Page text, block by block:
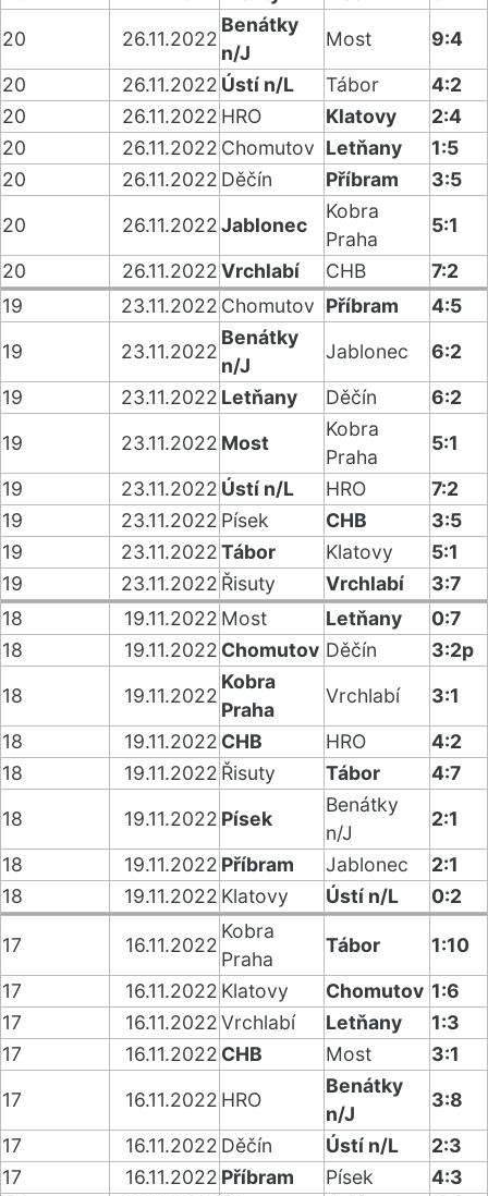
20
26.11.2022
Benátky
n/J
Most
9:4
20
26.11.2022 Ústí n/L Tábor
4:2
20
26.11.2022 HRO Klatovy
2:4
20
26.11.2022 Chomutov Letňany
1:5
20
26.11.2022 Děčín Příbram
3:5
20
26.11.2022Jablonec
Kobra
Praha
5:1
20
26.11.2022Vrchlabí CHB
7:2
19
23.11.2022 Chomutov Příbram
4:5
19
23.11.2022
Benátky
n/J
Jablonec
6:2
19
23.11.2022 Letňany Děčín
6:2
19
23.11.2022 Most
Kobra
Praha
5:1
19
23.11.2022 Ústí n/L HRO
7:2
19
23.11.2022 Písek CHB
3:5
19
23.11.2022Tábor Klatovy
5:1
19
23.11.2022 Řisuty Vrchlabí
3:7
18
19.11.2022 Most Letňany
0:7
18
19.11.2022 Chomutov Děčín
3:2p
18
19.11.2022
Kobra
Praha
Vrchlabí
3:1
18
19.11.2022 CHB HRO
4:2
18
19.11.2022 Řisuty Tábor
4:7
18
19.11.2022 Písek
Benátky
n/J
2:1
18
19.11.2022 Příbram Jablonec
2:1
18
19.11.2022 Klatovy Ústí n/L 0:2
17 16.11.2022
Kobra
Praha
Tábor
1:10
17
16.11.2022 Klatovy Chomutov 1:6
17
16.11.2022Vrchlabí Letňany
1:3
17
16.11.2022 CHB Most
3:1
17
16.11.2022 HRO
Benátky
n/J
3:8
17
16.11.2022 Děčín Ústí n/L
2:3
17
16.11.2022 Příbram Písek
4:3